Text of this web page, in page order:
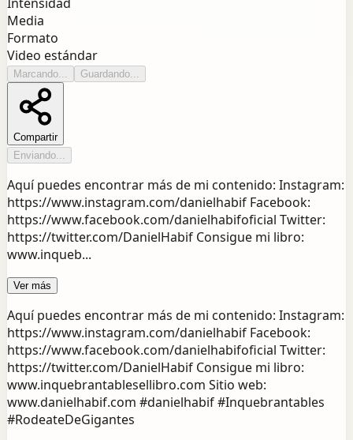
Media
Formato
Video estándar
Marcando... Guardando...
Compartir
Enviando...
Aquí puedes encontrar más de mi contenido: Instagram:
https://www.instagram.com/danielhabif Facebook:
https://www.facebook.com/danielhabifoficial Twitter:
https://twitter.com/DanielHabif Consigue mi libro:
www.inqueb...
Ver más
Aquí puedes encontrar más de mi contenido: Instagram:
https://www.instagram.com/danielhabif Facebook:
https://www.facebook.com/danielhabifoficial Twitter:
https://twitter.com/DanielHabif Consigue mi libro:
www.inquebrantablesellibro.com Sitio web:
www.danielhabif.com #danielhabif #Inquebrantables
#RodeateDeGigantes